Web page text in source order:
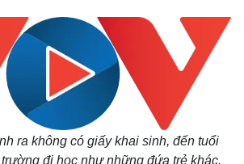
ra không có giấy khai sinh, đến tuổi
đi học như những đứa trẻ khác.